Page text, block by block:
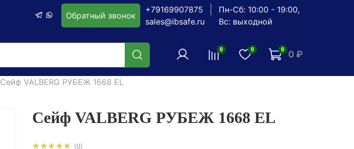
Обратный звонок
+79169907875
sales@ibsafe.ru
Пн-Сб: 10:00 - 19:00,
Вс: выходной
0 0 0 0 ₽
Сейф VALBERG РУБЕЖ 1668 EL
(0)
Сейф VALBERG РУБЕЖ 1668 EL